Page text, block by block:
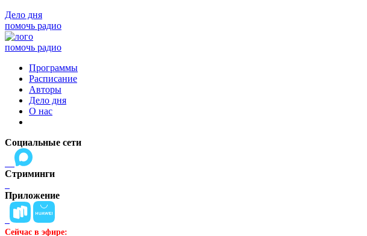
Дело дня
помочь радио
помочь радио
Программы
Расписание
Авторы
Дело дня
О нас
Социальные сети
Стриминги
Приложение
Сейчас в эфире: